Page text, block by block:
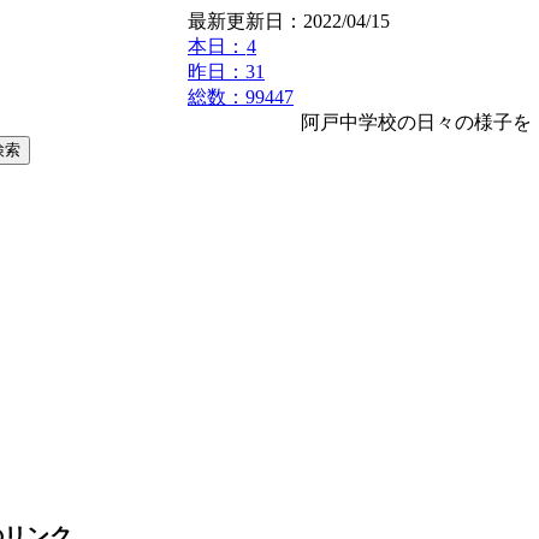
最新更新日：2022/04/15
本日： 4
昨日：31
総数：99447
阿戸中学校の日々の様子を